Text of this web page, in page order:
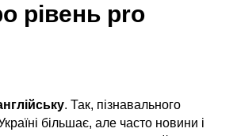
рівень pro
. Так, пізнавального
більшає, але часто новини і